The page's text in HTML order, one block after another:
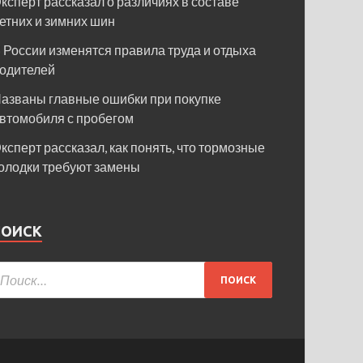
и зимних шин
России изменятся правила труда и отдыха
главные ошибки при покупке
с пробегом
рассказал, как понять, что тормозные
требуют замены